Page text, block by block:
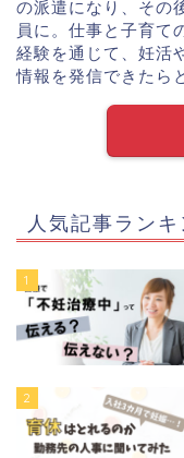
の派遣になり、その
員に。仕事と子育て
経験を通じて、妊活
情報を発信できたら
人気記事ラン
1
2